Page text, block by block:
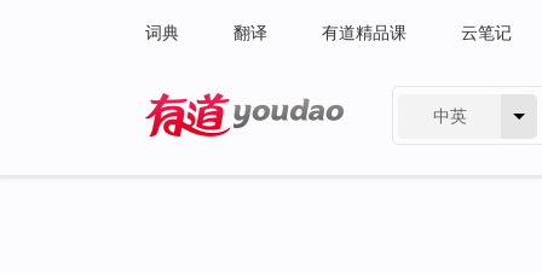
词典 翻译 有道精品课 云笔记
中英